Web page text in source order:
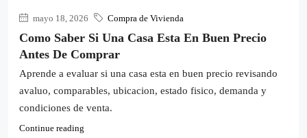
mayo 18, 2026 Compra de Vivienda
Como Saber Si Una Casa Esta En Buen Precio
Antes De Comprar
Aprende a evaluar si una casa esta en buen precio revisando
avaluo, comparables, ubicacion, estado fisico, demanda y
condiciones de venta.
Continue reading